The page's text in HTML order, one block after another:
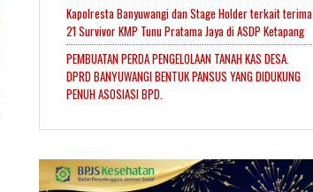
Kapolresta Banyuwangi dan Stage Holder terkait terima
21 Survivor KMP Tunu Pratama Jaya di ASDP Ketapang
PEMBUATAN PERDA PENGELOLAAN TANAH KAS DESA.
DPRD BANYUWANGI BENTUK PANSUS YANG DIDUKUNG
PENUH ASOSIASI BPD.